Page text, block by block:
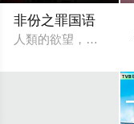
非份之罪国语
人類的欲望，可驅使